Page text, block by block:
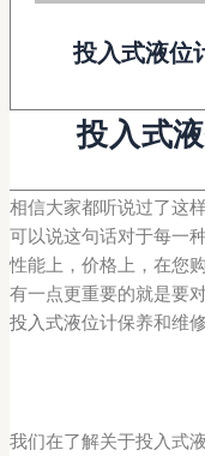
投入式液位
投入式
相信大家都听说过了这
可以说这句话对于每一
性能上，价格上，在您
有一点更重要的就是要
投入式液位计保养和维修
我们在了解关于投入式